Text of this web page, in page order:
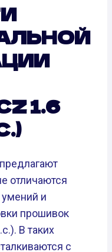
1.6
отличаются
и
прошивок
В таких
с